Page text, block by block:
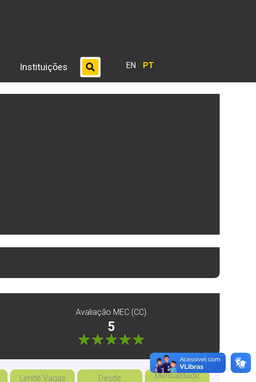
Instituições EN PT
Avaliação MEC (CC)
5
Limite Vagas
Desde
Mensalidade